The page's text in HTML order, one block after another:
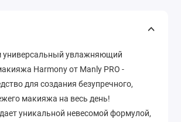
универсальный увлажняющий
Harmony от Manly PRO -
для создания безупречного,
макияжа на весь день!
уникальной невесомой формулой,